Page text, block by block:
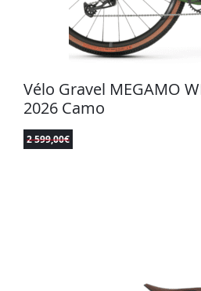
Vélo Gravel MEGAMO
2026 Camo
2 599,00€